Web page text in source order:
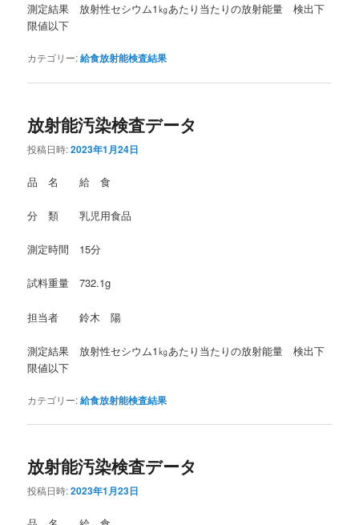
測定結果 放射性セシウム1㎏あたり当たりの放射能量 検出下
限値以下
カテゴリー:給食放射能検査結果
放射能汚染検査データ
投稿日時:2023年1月24日
品 名 給 食
分 類 乳児用食品
測定時間 15分
試料重量 732.1g
担当者 鈴木 陽
測定結果 放射性セシウム1㎏あたり当たりの放射能量 検出下
限値以下
カテゴリー:給食放射能検査結果
放射能汚染検査データ
投稿日時:2023年1月23日